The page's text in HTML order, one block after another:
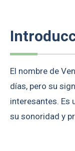
El nombre de
días, pero su
interesantes. Es
su sonoridad y